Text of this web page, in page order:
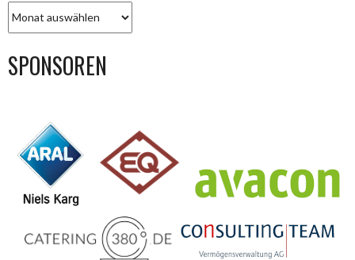
ARCHIV
SPONSOREN